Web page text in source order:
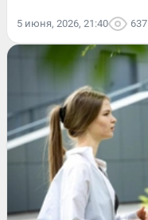
5 июня, 2026, 21:40 637